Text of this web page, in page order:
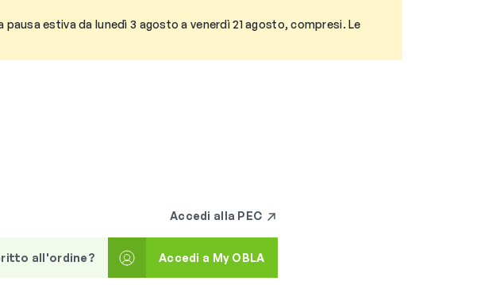
estiva da lunedì 3 agosto a venerdì 21 agosto, compresi. Le
Accedi alla PEC
all'ordine?
Accedi a My OBLA